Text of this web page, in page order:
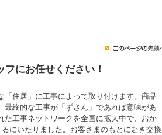
にお任せください！
「住居」に工事によって取り付けます。商品
最終的な工事が「ずさん」であれば意味があ
た工事ネットワークを全国に拡大中で、おか
にいたりました。お客さまのもとに赴き交換